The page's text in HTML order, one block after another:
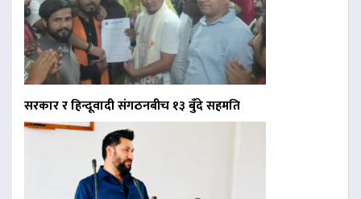
सरकार र हिन्दूवादी संगठनबीच १३ बुँदे सहमति